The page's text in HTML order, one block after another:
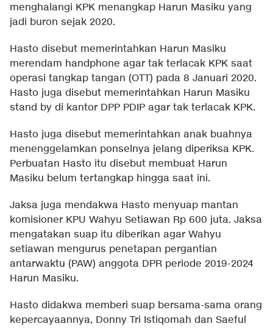
menghalangi KPK menangkap Harun Masiku yang
jadi buron sejak 2020.
Hasto disebut memerintahkan Harun Masiku
merendam handphone agar tak terlacak KPK saat
operasi tangkap tangan (OTT) pada 8 Januari 2020.
Hasto juga disebut memerintahkan Harun Masiku
stand by di kantor DPP PDIP agar tak terlacak KPK.
Hasto juga disebut memerintahkan anak buahnya
menenggelamkan ponselnya jelang diperiksa KPK.
Perbuatan Hasto itu disebut membuat Harun
Masiku belum tertangkap hingga saat ini.
Jaksa juga mendakwa Hasto menyuap mantan
komisioner KPU Wahyu Setiawan Rp 600 juta. Jaksa
mengatakan suap itu diberikan agar Wahyu
setiawan mengurus penetapan pergantian
antarwaktu (PAW) anggota DPR periode 2019-2024
Harun Masiku.
Hasto didakwa memberi suap bersama-sama orang
kepercayaannya, Donny Tri Istiqomah dan Saeful